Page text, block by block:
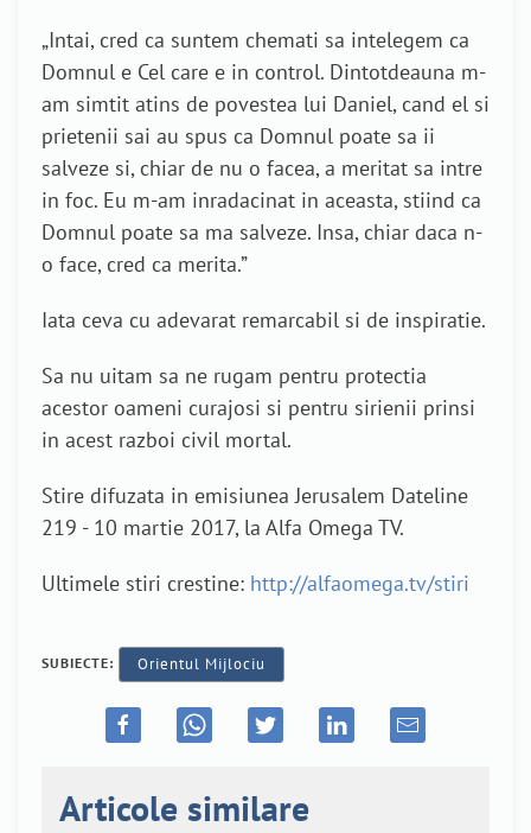
„Intai, cred ca suntem chemati sa intelegem ca
Domnul e Cel care e in control. Dintotdeauna m-
am simtit atins de povestea lui Daniel, cand el si
prietenii sai au spus ca Domnul poate sa ii
salveze si, chiar de nu o facea, a meritat sa intre
in foc. Eu m-am inradacinat in aceasta, stiind ca
Domnul poate sa ma salveze. Insa, chiar daca n-
o face, cred ca merita.”
Iata ceva cu adevarat remarcabil si de inspiratie.
Sa nu uitam sa ne rugam pentru protectia
acestor oameni curajosi si pentru sirienii prinsi
in acest razboi civil mortal.
Stire difuzata in emisiunea Jerusalem Dateline
219 - 10 martie 2017, la Alfa Omega TV.
Ultimele stiri crestine: http://alfaomega.tv/stiri
SUBIECTE: Orientul Mijlociu
Articole similare